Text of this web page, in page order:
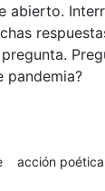
abierto.
pandemia?
acción poética